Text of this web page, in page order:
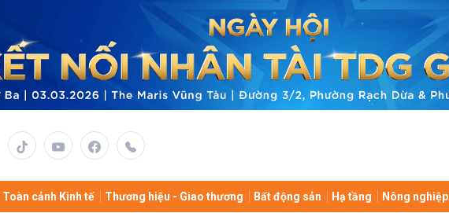
Toàn cảnh Kinh tế Thương hiệu - Giao thương Bất động sản Hạ tầng Nông nghiệp